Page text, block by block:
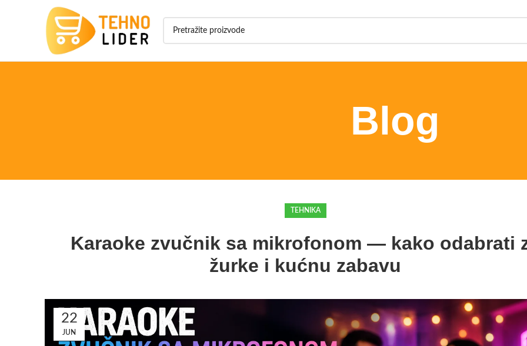
Blog
TEHNIKA
Karaoke zvučnik sa mikrofonom — kako odabrati
žurke i kućnu zabavu
22
JUN